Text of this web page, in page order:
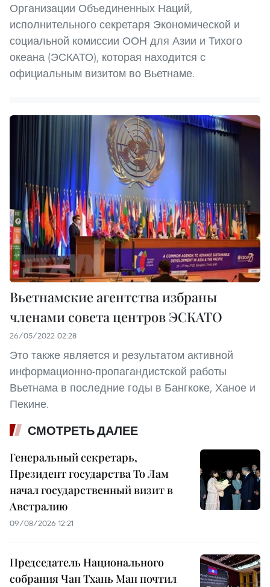
Организации Объединенных Наций,
исполнительного секретаря Экономической и
социальной комиссии ООН для Азии и Тихого
океана (ЭСКАТО), которая находится с
официальным визитом во Вьетнаме.
Вьетнамские агентства избраны
членами совета центров ЭСКАТО
26/05/2022 02:28
Это также является и результатом активной
информационно-пропагандистской работы
Вьетнама в последние годы в Бангкоке, Ханое и
Пекине.
СМОТРЕТЬ ДАЛЕЕ
Генеральный секретарь,
Президент государства То Лам
начал государственный визит в
Австралию
09/08/2026 12:21
Председатель Национального
собрания Чан Тхань Ман почтил